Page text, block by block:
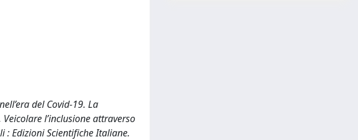
del Covid-19. La
l’inclusione attraverso
: Edizioni Scientifiche Italiane.